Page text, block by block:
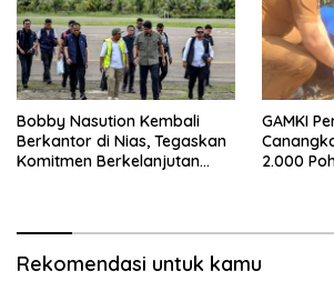
Bobby Nasution Kembali
Berkantor di Nias, Tegaskan
Komitmen Berkelanjutan
GAMKI
2.000
Rekomendasi untuk kamu